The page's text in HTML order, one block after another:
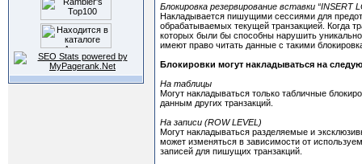
Блокировка резервирование вставки “INSERT
Накладывается пишущими сессиями для
обрабатываемых текущей транзакцией. Когда
которых были бы способны нарушить
имеют право читать данные с такими
Блокировки могут накладываться на
На таблицы
Могут накладываться только табличные
данным других транзакций.
На записи (ROW LEVEL)
Могут накладываться разделяемые и
может изменяться в зависимости от
записей для пишущих транзакций.